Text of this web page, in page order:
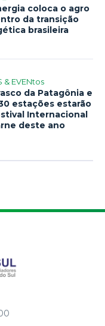
coloca o agro
da transição
brasileira
& EVENtos
da Patagônia e
estações estarão
Internacional
deste ano